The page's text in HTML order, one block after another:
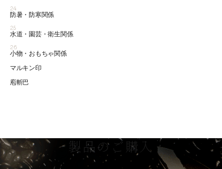
24
防暑・防寒関係
25
水道・園芸・衛生関係
26
小物・おもちゃ関係
マルキン印
庖斬巴
製品のご購入